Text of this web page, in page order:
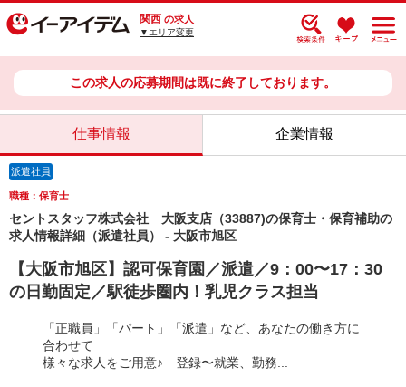
関西 の求人
▼エリア変更
この求人の応募期間は既に終了しております。
仕事情報 企業情報
派遣社員
職種：保育士
セントスタッフ株式会社 大阪支店（33887)の保育士・保育補助の
求人情報詳細（派遣社員） - 大阪市旭区
【大阪市旭区】認可保育園／派遣／9：00〜17：30
の日勤固定／駅徒歩圏内！乳児クラス担当
「正職員」「パート」「派遣」など、あなたの働き方に
合わせて
様々な求人をご用意♪ 登録〜就業、勤務...